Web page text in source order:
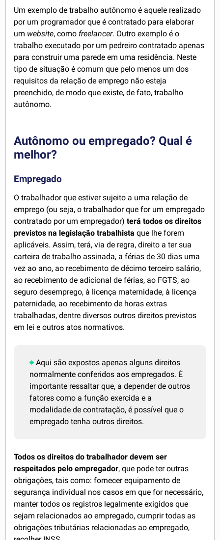
Um exemplo de trabalho autônomo é aquele realizado
por um programador que é contratado para elaborar
um website, como freelancer. Outro exemplo é o
trabalho executado por um pedreiro contratado apenas
para construir uma parede em uma residência. Neste
tipo de situação é comum que pelo menos um dos
requisitos da relação de emprego não esteja
preenchido, de modo que existe, de fato, trabalho
autônomo.
Autônomo ou empregado? Qual é
melhor?
Empregado
O trabalhador que estiver sujeito a uma relação de
emprego (ou seja, o trabalhador que for um empregado
contratado por um empregador)terá todos os direitos
previstos na legislação trabalhista que lhe forem
aplicáveis. Assim, terá, via de regra, direito a ter sua
carteira de trabalho assinada, a férias de 30 dias uma
vez ao ano, ao recebimento de décimo terceiro salário,
ao recebimento de adicional de férias, ao FGTS, ao
seguro desemprego, à licença maternidade, à licença
paternidade, ao recebimento de horas extras
trabalhadas, dentre diversos outros direitos previstos
em lei e outros atos normativos.
Aqui são expostos apenas alguns direitos
normalmente conferidos aos empregados. É
importante ressaltar que, a depender de outros
fatores como a função exercida e a
modalidade de contratação, é possível que o
empregado tenha outros direitos.
Todos os direitos do trabalhador devem ser
respeitados pelo empregador, que pode ter outras
obrigações, tais como: fornecer equipamento de
segurança individual nos casos em que for necessário,
manter todos os registros legalmente exigidos que
sejam relacionados ao empregado, cumprir todas as
obrigações tributárias relacionadas ao empregado,